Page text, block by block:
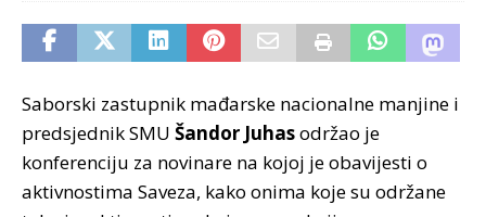
Saborski zastupnik mađarske nacionalne manjine i
predsjednik SMU Šandor Juhasodržao je
konferenciju za novinare na kojoj je obavijesti o
aktivnostima Saveza, kako onima koje su održane